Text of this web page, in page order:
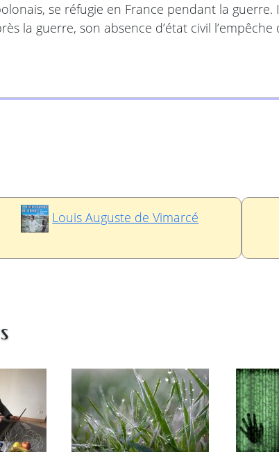
se réfugie en France pendant la
la guerre, son absence d’état civil
Louis Auguste de Vimarcé